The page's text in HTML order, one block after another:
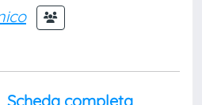
Scheda completa